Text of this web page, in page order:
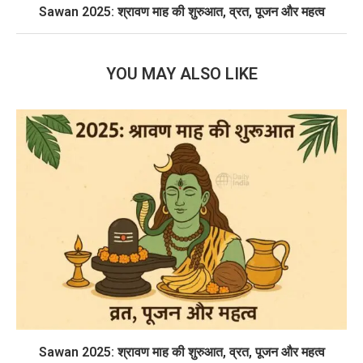
Sawan 2025: श्रावण माह की शुरुआत, व्रत, पूजन और महत्व
YOU MAY ALSO LIKE
Sawan 2025: श्रावण माह की शुरुआत, व्रत, पूजन और महत्व